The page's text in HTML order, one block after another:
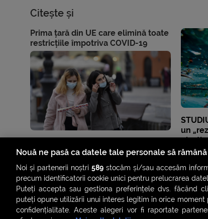
Citește și
Prima țară din UE care elimină toate
restricțiile împotriva COVID-19
un
plastic
Nouă ne pasă ca datele tale personale să
Noi și partenerii noștri589 stocăm și/sau accesăm
precum identificatorii cookie unici pentru prelucrarea
Puteți accepta sau gestiona preferințele dvs. făcând
puteți opune utilizării unui interes legitim în orice
confidențialitate. Aceste alegeri vor fi raportate